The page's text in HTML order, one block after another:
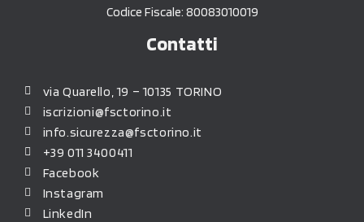
Codice Fiscale: 80083010019
Contatti
via Quarello, 19 – 10135 TORINO
iscrizioni@fsctorino.it
info.sicurezza@fsctorino.it
+39 011 3400411
Facebook
Instagram
LinkedIn